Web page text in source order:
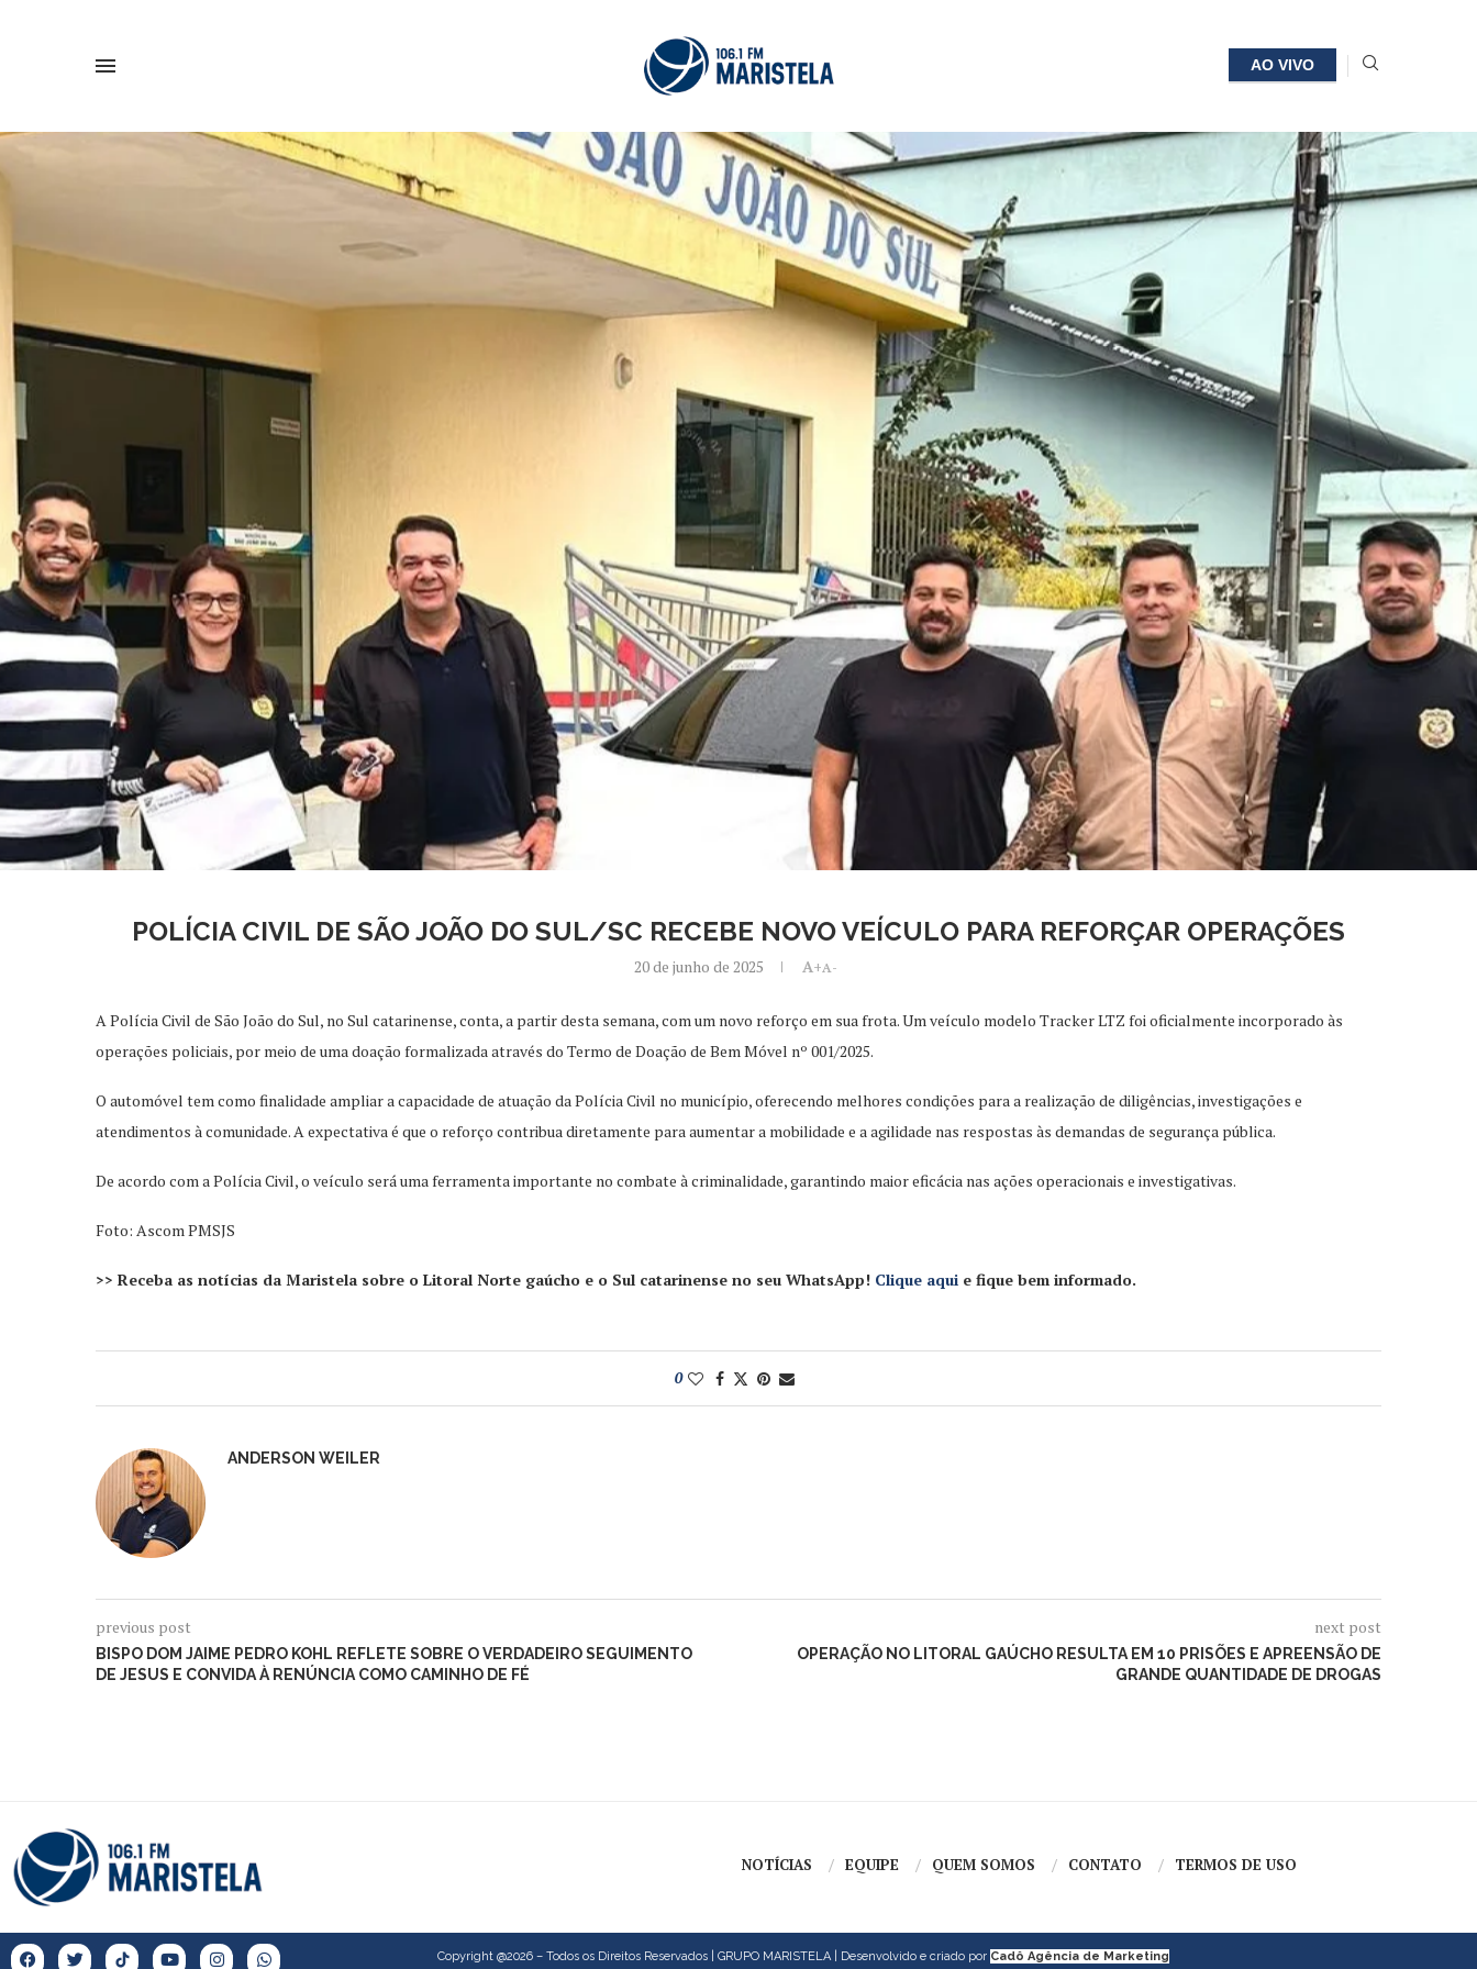
AO VIVO
POLÍCIA CIVIL DE SÃO JOÃO DO SUL/SC RECEBE NOVO VEÍCULO PARA REFORÇAR OPERAÇÕES
20 de junho de 2025 A+A-
A Polícia Civil de São João do Sul, no Sul catarinense, conta, a partir desta semana, com um novo reforço em sua frota. Um veículo modelo Tracker LTZ foi oficialmente incorporado às
operações policiais, por meio de uma doação formalizada através do Termo de Doação de Bem Móvel nº 001/2025.
O automóvel tem como finalidade ampliar a capacidade de atuação da Polícia Civil no município, oferecendo melhores condições para a realização de diligências, investigações e
atendimentos à comunidade. A expectativa é que o reforço contribua diretamente para aumentar a mobilidade e a agilidade nas respostas às demandas de segurança pública.
De acordo com a Polícia Civil, o veículo será uma ferramenta importante no combate à criminalidade, garantindo maior eficácia nas ações operacionais e investigativas.
Foto: Ascom PMSJS
>> Receba as notícias da Maristela sobre o Litoral Norte gaúcho e o Sul catarinense no seu WhatsApp! Clique aqui e fique bem informado.
0
ANDERSON WEILER
previous post
BISPO DOM JAIME PEDRO KOHL REFLETE SOBRE O VERDADEIRO SEGUIMENTO
DE JESUS E CONVIDA À RENÚNCIA COMO CAMINHO DE FÉ
next post
OPERAÇÃO NO LITORAL GAÚCHO RESULTA EM 10 PRISÕES E APREENSÃO DE
GRANDE QUANTIDADE DE DROGAS
NOTÍCIAS EQUIPE QUEM SOMOS CONTATO TERMOS DE USO
Copyright @2026 – Todos os Direitos Reservados | GRUPO MARISTELA | Desenvolvido e criado por Cadô Agência de Marketing